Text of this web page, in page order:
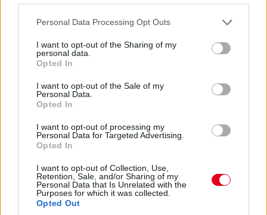
Please note that this website/app uses one or more Google
not limited to your visit or usage behaviour. You may click to
grant or deny consent to Google and its third-party tags to
use your data for below specified purposes in below Google
consent section.
Personal Data Processing Opt Outs
I want to opt-out of the Sharing of my
personal data.
Opted In
I want to opt-out of the Sale of my
Personal Data.
Opted In
I want to opt-out of processing my
Personal Data for Targeted Advertising.
Opted In
I want to opt-out of Collection, Use,
Retention, Sale, and/or Sharing of my
Personal Data that Is Unrelated with the
Purposes for which it was collected.
Opted Out
részükről vége a bulinak… A szezon végéig a
csapat pénze biztosítva volt, így nem volt más
esélyük, mint a Ford-motoros THL2-essel olyan
eredményeket elérni, amivel kellő szponzori
Monacóban Tambay a szenzációs 8. rajthelyet
szerezte meg első fellépésén az új autóval,
többek közt Rosberget és Piquet-t is megelőzte
az időmérőn, ám ezúttal sem ért célba egyik
végén szenvedett balesetet. Belgiumban a
mérleg egy 10. és egy 16. rajthely újabb kettős
kieséssel, a csapat megbízhatósága egyenesen